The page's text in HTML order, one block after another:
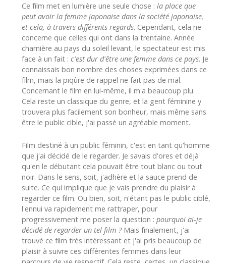
Ce film met en lumière une seule chose : la place que
peut avoir la femme japonaise dans la société japonaise,
et cela, à travers différents regards. Cependant, cela ne
concerne que celles qui ont dans la trentaine. Année
charnière au pays du soleil levant, le spectateur est mis
face à un fait : c'est dur d'être une femme dans ce pays. Je
connaissais bon nombre des choses exprimées dans ce
film, mais la piqûre de rappel ne fait pas de mal.
Concernant le film en lui-même, il m'a beaucoup plu.
Cela reste un classique du genre, et la gent féminine y
trouvera plus facilement son bonheur, mais même sans
être le public cible, j'ai passé un agréable moment.
Film destiné à un public féminin, c'est en tant qu'homme
que j'ai décidé de le regarder. Je savais d'ores et déjà
qu'en le débutant cela pouvait être tout blanc ou tout
noir. Dans le sens, soit, j'adhère et la sauce prend de
suite. Ce qui implique que je vais prendre du plaisir à
regarder ce film. Ou bien, soit, n'étant pas le public ciblé,
l'ennui va rapidement me rattraper, pour
progressivement me poser la question : pourquoi ai-je
décidé de regarder un tel film ?Mais finalement, j'ai
trouvé ce film très intéressant et j'ai pris beaucoup de
plaisir à suivre ces différentes femmes dans leur